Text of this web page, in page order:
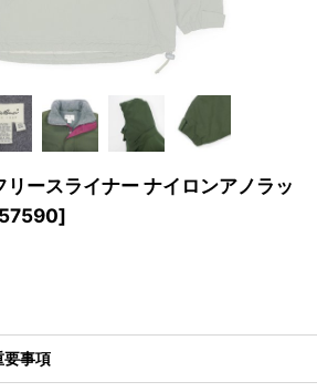
ースライナー ナイロンアノラッ
]
要事項